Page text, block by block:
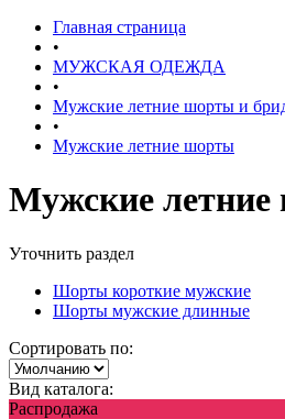
Главная страница
•
МУЖСКАЯ ОДЕЖДА
•
Мужские летние шорты и
•
Мужские летние шорты
Мужские
Уточнить раздел
Шорты короткие мужские
Шорты мужские длинные
Сортировать по:
Вид каталога:
Распродажа